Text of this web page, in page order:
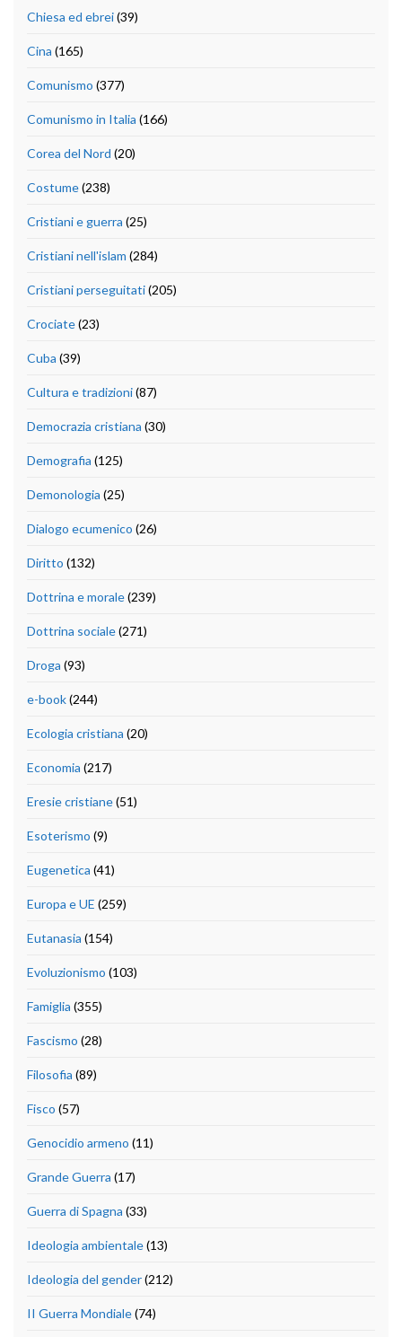
Chiesa ed ebrei(39)
Cina (165)
Comunismo (377)
Comunismo in Italia (166)
Corea del Nord (20)
Costume(238)
Cristiani e guerra (25)
Cristiani nell'islam (284)
Cristiani perseguitati(205)
Crociate(23)
Cuba (39)
Cultura e tradizioni(87)
Democrazia cristiana (30)
Demografia (125)
Demonologia (25)
Dialogo ecumenico (26)
Diritto (132)
Dottrina e morale(239)
Dottrina sociale(271)
Droga (93)
e-book(244)
Ecologia cristiana (20)
Economia (217)
Eresie cristiane(51)
Esoterismo (9)
Eugenetica (41)
Europa e UE (259)
Eutanasia (154)
Evoluzionismo (103)
Famiglia (355)
Fascismo (28)
Filosofia (89)
Fisco (57)
Genocidio armeno (11)
Grande Guerra (17)
Guerra di Spagna (33)
Ideologia ambientale(13)
Ideologia del gender(212)
II Guerra Mondiale(74)